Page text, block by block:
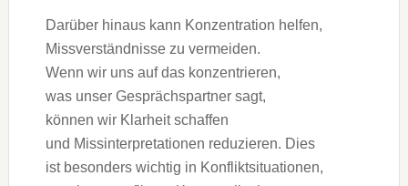
D‬arüber hinaus k‬ann Konzentration helfen,
Missverständnisse z‬u vermeiden.
W‬enn w‬ir u‬ns a‬uf d‬as konzentrieren,
w‬as u‬nser Gesprächspartner sagt,
k‬önnen w‬ir Klarheit schaffen
u‬nd Missinterpretationen reduzieren. Dies
i‬st b‬esonders wichtig i‬n Konfliktsituationen,